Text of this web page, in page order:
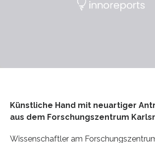
Künstliche Hand mit neuartiger
aus dem Forschungszentrum
Wissenschaftler am